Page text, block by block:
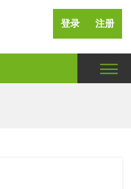
登录 注册